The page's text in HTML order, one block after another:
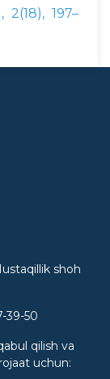
2(18), 197–
shoh
39-50
qilish va
uchun: